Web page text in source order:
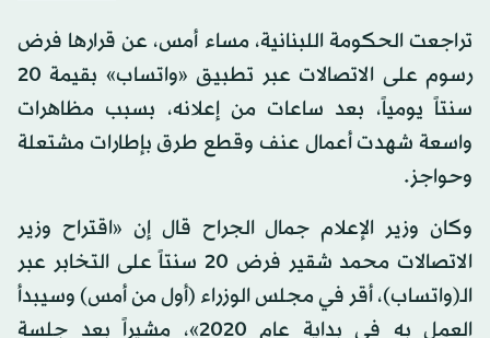
تراجعت الحكومة اللبنانية، مساء أمس، عن قرارها فرض
رسوم على الاتصالات عبر تطبيق «واتساب» بقيمة 20
سنتاً يومياً، بعد ساعات من إعلانه، بسبب مظاهرات
واسعة شهدت أعمال عنف وقطع طرق بإطارات مشتعلة
وحواجز.
وكان وزير الإعلام جمال الجراح قال إن «اقتراح وزير
الاتصالات محمد شقير فرض 20 سنتاً على التخابر عبر
الـ(واتساب)، أقر في مجلس الوزراء (أول من أمس) وسيبدأ
العمل به في بداية عام 2020»، مشيراً بعد جلسة